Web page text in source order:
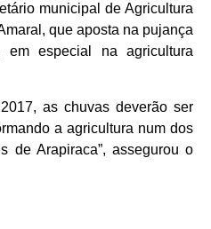
municipal de Agricultura
que aposta na pujança
especial na agricultura
as chuvas deverão ser
a agricultura num dos
de Arapiraca”, assegurou o